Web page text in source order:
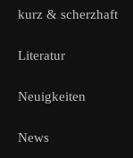
kurz & scherzhaft
Literatur
Neuigkeiten
News